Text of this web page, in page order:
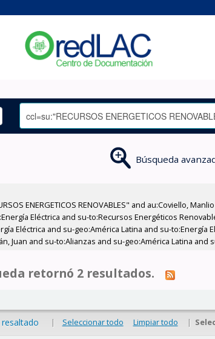
Búsqueda
ENERGETICOS RENOVABLES" and au:Coviello,
Eléctrica and su-to:Recursos Energéticos
Eléctrica and su-geo:América Latina and su-
Juan and su-to:Alianzas and su-geo:América Latina and
retornó 2 resultados.
| Seleccionar todo Limpiar todo |